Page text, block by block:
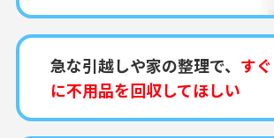
急な引越しや家の整理で、 すぐ
に不用品を回収してほしい